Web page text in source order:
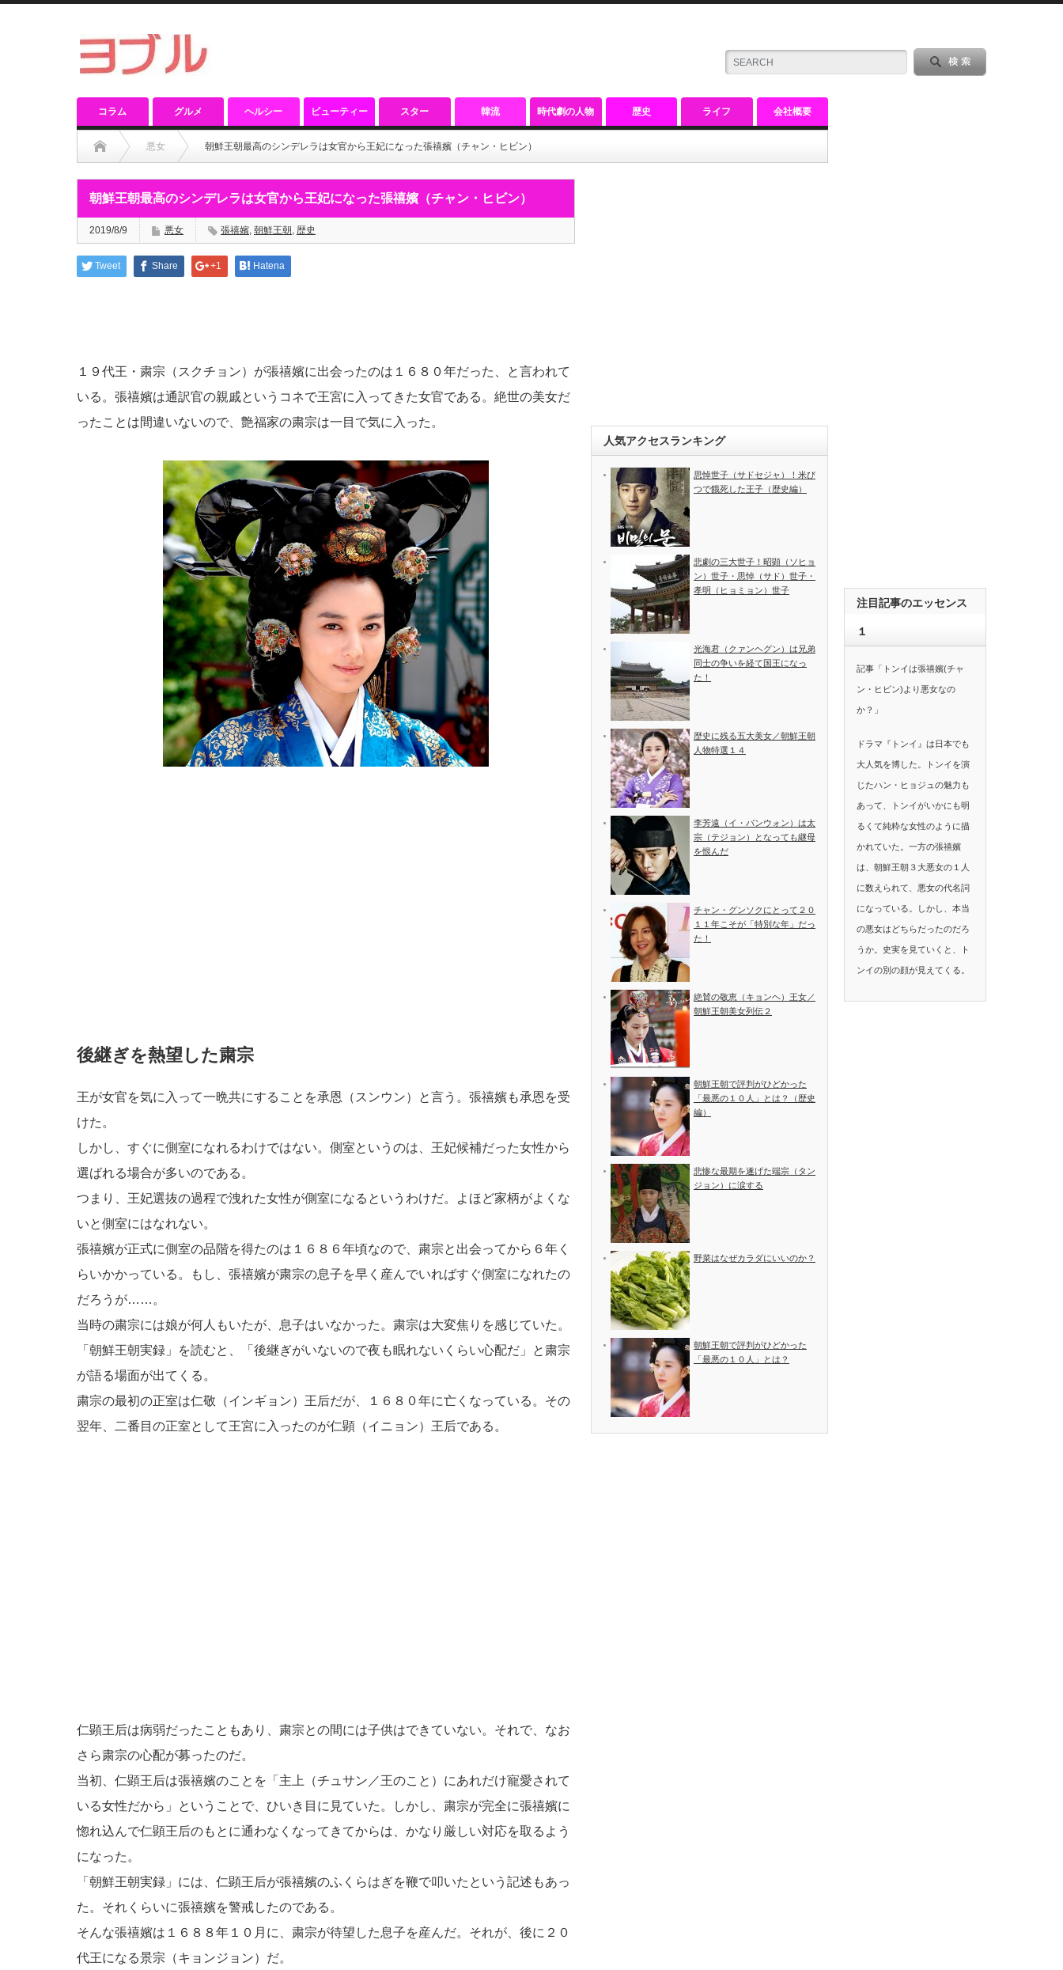
コラム グルメ ヘルシー ビューティー スター 韓流 時代劇の人物 歴史 ライフ 会社概要
悪女 朝鮮王朝最高のシンデレラは女官から王妃になった張禧嬪（チャン・ヒビン）
朝鮮王朝最高のシンデレラは女官から王妃になった張禧嬪（チャン・ヒビン）
2019/8/9 悪女 張禧嬪, 朝鮮王朝 , 歴史
Tweet Share +1 Hatena
１９代王・粛宗（スクチョン）が張禧嬪に出会ったのは１６８０年だった、と言われて
いる。張禧嬪は通訳官の親戚というコネで王宮に入ってきた女官である。絶世の美女だ
ったことは間違いないので、艶福家の粛宗は一目で気に入った。
後継ぎを熱望した粛宗
王が女官を気に入って一晩共にすることを承恩（スンウン）と言う。張禧嬪も承恩を受
けた。
しかし、すぐに側室になれるわけではない。側室というのは、王妃候補だった女性から
選ばれる場合が多いのである。
つまり、王妃選抜の過程で洩れた女性が側室になるというわけだ。よほど家柄がよくな
いと側室にはなれない。
張禧嬪が正式に側室の品階を得たのは１６８６年頃なので、粛宗と出会ってから６年く
らいかかっている。もし、張禧嬪が粛宗の息子を早く産んでいればすぐ側室になれたの
だろうが……。
当時の粛宗には娘が何人もいたが、息子はいなかった。粛宗は大変焦りを感じていた。
「朝鮮王朝実録」を読むと、「後継ぎがいないので夜も眠れないくらい心配だ」と粛宗
が語る場面が出てくる。
粛宗の最初の正室は仁敬（インギョン）王后だが、１６８０年に亡くなっている。その
翌年、二番目の正室として王宮に入ったのが仁顕（イニョン）王后である。
仁顕王后は病弱だったこともあり、粛宗との間には子供はできていない。それで、なお
さら粛宗の心配が募ったのだ。
当初、仁顕王后は張禧嬪のことを「主上（チュサン／王のこと）にあれだけ寵愛されて
いる女性だから」ということで、ひいき目に見ていた。しかし、粛宗が完全に張禧嬪に
惚れ込んで仁顕王后のもとに通わなくなってきてからは、かなり厳しい対応を取るよう
になった。
「朝鮮王朝実録」には、仁顕王后が張禧嬪のふくらはぎを鞭で叩いたという記述もあっ
た。それくらいに張禧嬪を警戒したのである。
そんな張禧嬪は１６８８年１０月に、粛宗が待望した息子を産んだ。それが、後に２０
代王になる景宗（キョンジョン）だ。
人気アクセスランキング
思悼世子（サドセジャ）！米び
つで餓死した王子（歴史編）
悲劇の三大世子！昭顕（ソヒョ
ン）世子・思悼（サド）世子・
孝明（ヒョミョン）世子
光海君（クァンヘグン）は兄弟
同士の争いを経て国王になっ
た！
歴史に残る五大美女／朝鮮王朝
人物特選１４
李芳遠（イ・バンウォン）は太
宗（テジョン）となっても継母
を恨んだ
チャン・グンソクにとって２０
１１年こそが「特別な年」だっ
た！
絶賛の敬恵（キョンヘ）王女／
朝鮮王朝美女列伝２
朝鮮王朝で評判がひどかった
「最悪の１０人」とは？（歴史
編）
悲惨な最期を遂げた端宗（タン
ジョン）に涙する
野菜はなぜカラダにいいのか？
朝鮮王朝で評判がひどかった
「最悪の１０人」とは？
注目記事のエッセンス
１
記事「トンイは張禧嬪(チャ
ン・ヒビン)より悪女なの
か？」
ドラマ『トンイ』は日本でも
大人気を博した。トンイを演
じたハン・ヒョジュの魅力も
あって、トンイがいかにも明
るくて純粋な女性のように描
かれていた。一方の張禧嬪
は、朝鮮王朝３大悪女の１人
に数えられて、悪女の代名詞
になっている。しかし、本当
の悪女はどちらだったのだろ
うか。史実を見ていくと、ト
ンイの別の顔が見えてくる。